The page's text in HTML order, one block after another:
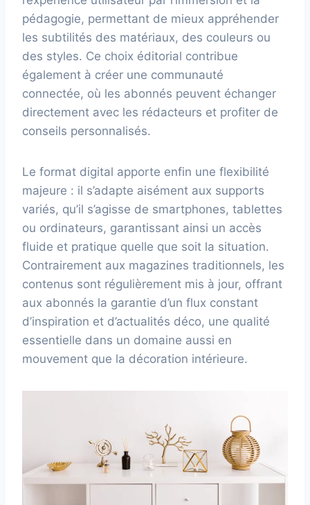
pédagogie, permettant de mieux appréhender
les subtilités des matériaux, des couleurs ou
des styles. Ce choix éditorial contribue
également à créer une communauté
connectée, où les abonnés peuvent échanger
directement avec les rédacteurs et profiter de
conseils personnalisés.
Le format digital apporte enfin une flexibilité
majeure : il s’adapte aisément aux supports
variés, qu’il s’agisse de smartphones, tablettes
ou ordinateurs, garantissant ainsi un accès
fluide et pratique quelle que soit la situation.
Contrairement aux magazines traditionnels, les
contenus sont régulièrement mis à jour, offrant
aux abonnés la garantie d’un flux constant
d’inspiration et d’actualités déco, une qualité
essentielle dans un domaine aussi en
mouvement que la décoration intérieure.